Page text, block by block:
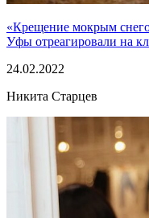
«Крещение мокрым
Уфы отреагировали на
24.02.2022
Никита Старцев